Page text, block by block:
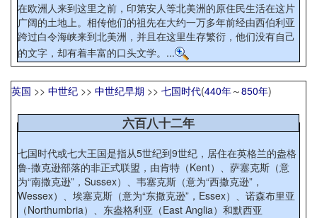
在欧洲人来到这里之前，印第安人等北美洲的原住民生活在这片
广阔的土地上。相传他们的祖先在大约一万多年前经由西伯利亚
跨过白令海峡来到北美洲，并且在这里生存繁衍，他们没有自己
的文字，却有着丰富的口头文学。...
英国 >> 中世纪 >> 中世纪早期 >> 七国时代(440年～850年)
六百八十二年
七国时代或七大王国是指从5世纪到9世纪，居住在英格兰的盎格
鲁-撒克逊部落的非正式联盟，由肯特（Kent）、萨塞克斯（意
为“南撒克逊”，Sussex）、韦塞克斯（意为“西撒克逊”，
Wessex）、埃塞克斯（意为“东撒克逊”，Essex）、诺森布里亚
（Northumbria）、东盎格利亚（East Anglia）和默西亚